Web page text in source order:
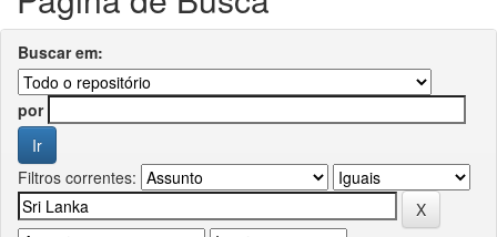
Buscar em:
por
Filtros correntes: